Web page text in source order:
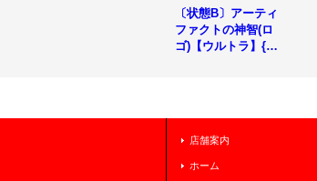
〔状態B〕アーティ
ファクトの神智(ロ
ゴ)【ウルトラ】{TD
店舗案内
ホーム